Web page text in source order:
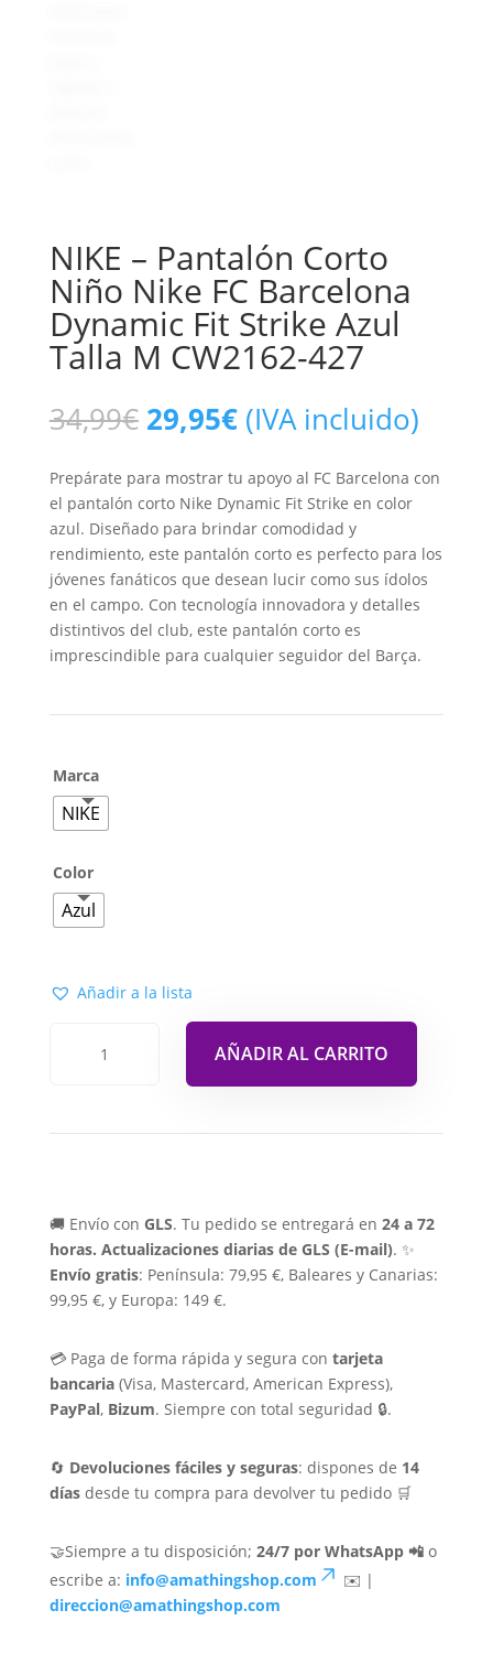
NIKE – Pantalón Corto
Niño Nike FC Barcelona
Dynamic Fit Strike Azul
Talla M CW2162-427
34,99€ 29,95€ (IVA incluido)
Prepárate para mostrar tu apoyo al FC Barcelona con
el pantalón corto Nike Dynamic Fit Strike en color
azul. Diseñado para brindar comodidad y
rendimiento, este pantalón corto es perfecto para los
jóvenes fanáticos que desean lucir como sus ídolos
en el campo. Con tecnología innovadora y detalles
distintivos del club, este pantalón corto es
imprescindible para cualquier seguidor del Barça.
Marca
NIKE
Color
Azul
Añadir a la lista
AÑADIR AL CARRITO
🚚 Envío con GLS. Tu pedido se entregará en 24 a 72
horas. Actualizaciones diarias de GLS (E-mail). ✨
Envío gratis: Península: 79,95 €, Baleares y Canarias:
99,95 €, y Europa: 149 €.
💳 Paga de forma rápida y segura con tarjeta
bancaria(Visa, Mastercard, American Express),
PayPal, Bizum. Siempre con total seguridad 🔒.
🔄 Devoluciones fáciles y seguras: dispones de 14
díasdesde tu compra para devolver tu pedido 🛒
🤝Siempre a tu disposición; 24/7 por WhatsApp 📲o
escribe a: info@amathingshop.com
✉️ |
direccion@amathingshop.com